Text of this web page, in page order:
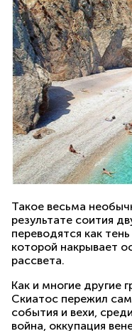
Такое весьма
результате соития
переводятся как
которой накрывает
рассвета.
Как и многие другие
Скиатос пережил
события и вехи,
война, оккупация